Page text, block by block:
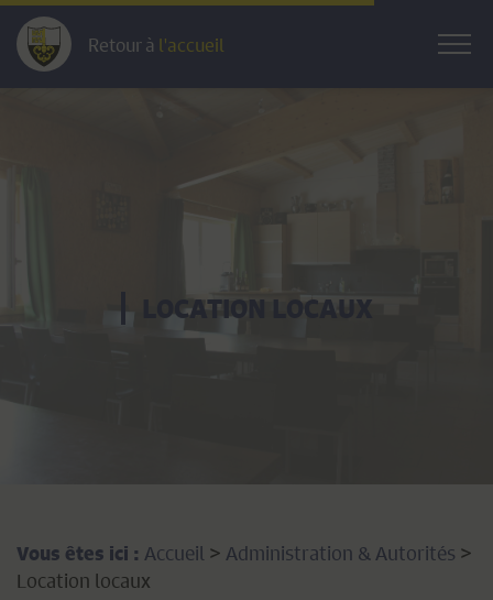
Retour à l'accueil
LOCATION LOCAUX
Vous êtes ici : Accueil > Administration & Autorités >
Location locaux